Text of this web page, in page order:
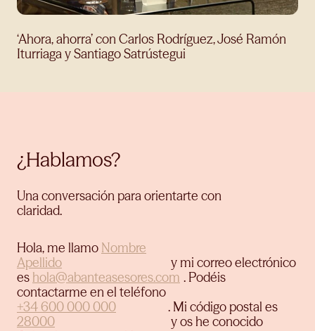
‘Ahora, ahorra’ con Carlos Rodríguez, José Ramón
Iturriaga y Santiago Satrústegui
¿Hablamos?
Una conversación para orientarte con
claridad.
Hola, me llamo
y mi correo electrónico
es
. Podéis
contactarme en el teléfono
. Mi código postal es
y os he conocido